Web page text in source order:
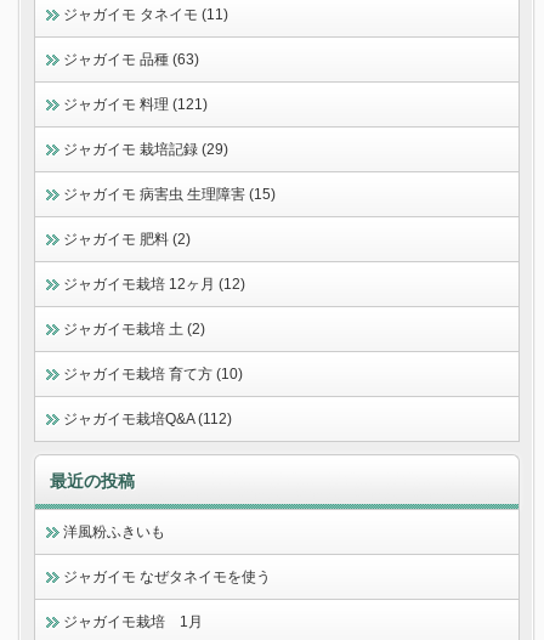
ジャガイモ タネイモ (11)
ジャガイモ 品種 (63)
ジャガイモ 料理 (121)
ジャガイモ 栽培記録 (29)
ジャガイモ 病害虫 生理障害 (15)
ジャガイモ 肥料 (2)
ジャガイモ栽培 12ヶ月 (12)
ジャガイモ栽培 土 (2)
ジャガイモ栽培 育て方 (10)
ジャガイモ栽培Q&A (112)
最近の投稿
洋風粉ふきいも
ジャガイモ なぜタネイモを使う
ジャガイモ栽培 1月